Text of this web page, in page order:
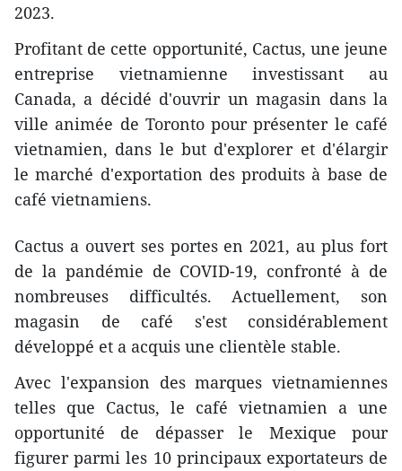
2023.
Profitant de cette opportunité, Cactus, une jeune
entreprise vietnamienne investissant au
Canada, a décidé d'ouvrir un magasin dans la
ville animée de Toronto pour présenter le café
vietnamien, dans le but d'explorer et d'élargir
le marché d'exportation des produits à base de
café vietnamiens.
Cactus a ouvert ses portes en 2021, au plus fort
de la pandémie de COVID-19, confronté à de
nombreuses difficultés. Actuellement, son
magasin de café s'est considérablement
développé et a acquis une clientèle stable.
Avec l'expansion des marques vietnamiennes
telles que Cactus, le café vietnamien a une
opportunité de dépasser le Mexique pour
figurer parmi les 10 principaux exportateurs de